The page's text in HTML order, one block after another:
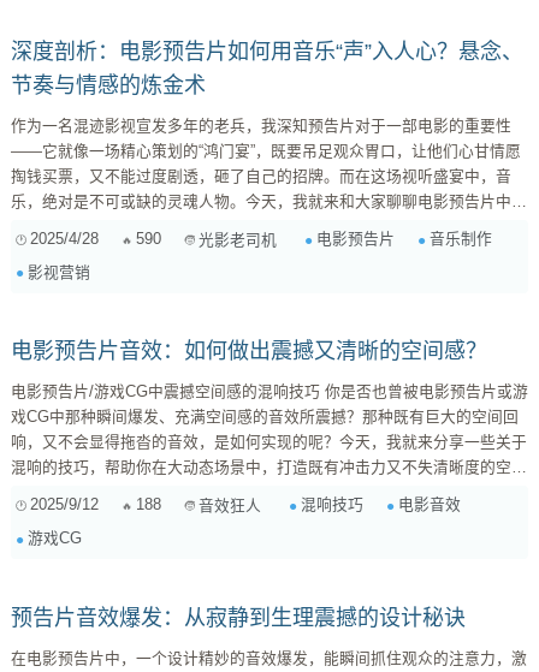
深度剖析：电影预告片如何用音乐“声”入人心？悬念、
节奏与情感的炼金术
作为一名混迹影视宣发多年的老兵，我深知预告片对于一部电影的重要性
——它就像一场精心策划的“鸿门宴”，既要吊足观众胃口，让他们心甘情愿
掏钱买票，又不能过度剧透，砸了自己的招牌。而在这场视听盛宴中，音
乐，绝对是不可或缺的灵魂人物。今天，我就来和大家聊聊电影预告片中音
乐的那些门道，揭秘它们是如何在短短几十秒内，牢牢抓住你的耳朵，进而
控制你的情绪，让你对电影产生无限遐想的。 一、预告片音乐的类型与功
能：不止是“好听”那么简单 很多人觉得，预告片音乐只要“燃”或者“好听”就
2025/4/28 590 光影老司机 电影预告片
音乐制作
影视营销
电影预告片音效：如何做出震撼又清晰的空间感？
电影预告片/游戏CG中震撼空间感的混响技巧 你是否也曾被电影预告片或游
戏CG中那种瞬间爆发、充满空间感的音效所震撼？那种既有巨大的空间回
响，又不会显得拖沓的音效，是如何实现的呢？今天，我就来分享一些关于
混响的技巧，帮助你在大动态场景中，打造既有冲击力又不失清晰度的空间
反射的模拟。过长的混响会模糊声音的瞬态，导致声音浑浊不清；过短的混
响则缺乏空间感，显得干涩。关键在于找到一个平衡点，让混响既能营造出
2025/9/12 188 音效狂人 混响技巧
电影音效
游戏CG
预告片音效爆发：从寂静到生理震撼的设计秘诀
在电影预告片中，一个设计精妙的音效爆发，能瞬间抓住观众的注意力，激